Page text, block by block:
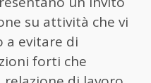
su attività che vi
a evitare di
forti che